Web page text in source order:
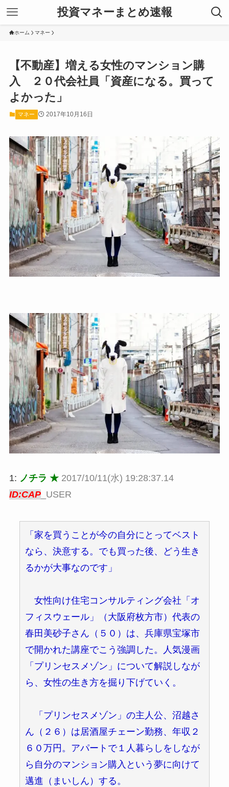
投資マネーまとめ速報
ホーム マネー
【不動産】増える女性のマンション購
入 ２０代会社員「資産になる。買って
よかった」
マネー 2017年10月16日
1: ノチラ ★ 2017/10/11(水) 19:28:37.14
ID:CAP_USER
「家を買うことが今の自分にとってベスト
なら、決意する。でも買った後、どう生き
るかが大事なのです」
女性向け住宅コンサルティング会社「オ
フィスウェール」（大阪府枚方市）代表の
春田美砂子さん（５０）は、兵庫県宝塚市
で開かれた講座でこう強調した。人気漫画
「プリンセスメゾン」について解説しなが
ら、女性の生き方を掘り下げていく。
「プリンセスメゾン」の主人公、沼越さ
ん（２６）は居酒屋チェーン勤務、年収２
６０万円。アパートで１人暮らしをしなが
ら自分のマンション購入という夢に向けて
邁進（まいしん）する。